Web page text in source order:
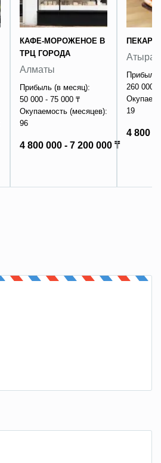
КАФЕ-МОРОЖЕНОЕ В
ТРЦ ГОРОДА
Алматы
Прибыль (в месяц):
50 000 - 75 000 ₸
Окупаемость (месяцев):
96
4 800 000 - 7 200 000 ₸
Атырау
Прибыль
260 000
19
4 800